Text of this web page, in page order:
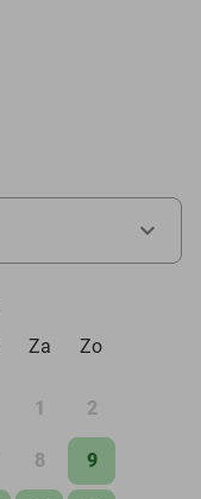
Za Zo
1 2
8 9